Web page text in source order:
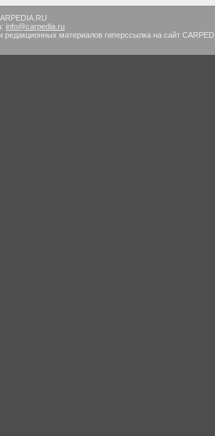
info@carpedia.ru
редакционных материалов гиперссылка на сайт